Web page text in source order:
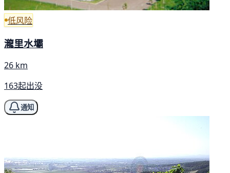
低风险
瀧里水壩
26 km
163起出没
通知